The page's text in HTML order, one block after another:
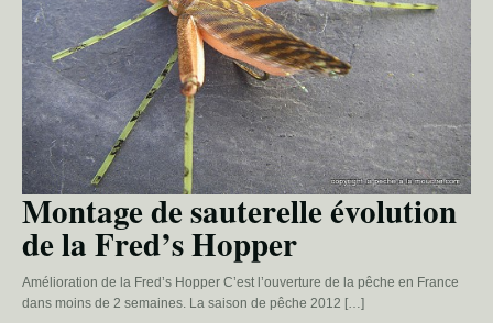
Montage de sauterelle évolution
de la Fred’s Hopper
Amélioration de la Fred’s Hopper C’est l’ouverture de la pêche en France
dans moins de 2 semaines. La saison de pêche 2012 […]